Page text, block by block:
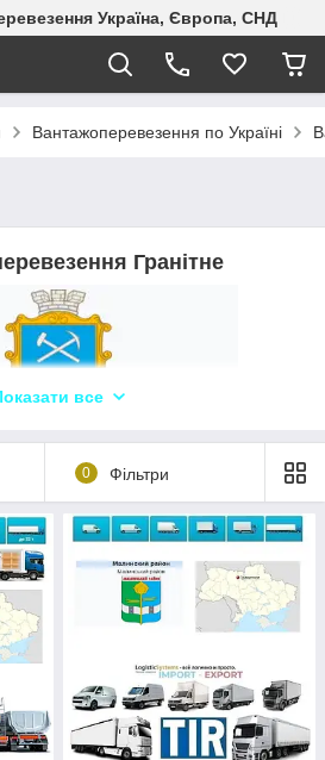
Україна, Європа, СНД
Вантажоперевезення по Україні
Гранітне
+380960526965 WhatsApp,
ТЛК «Logistic Systems»✔️
Systems» пропонує надійні
в Гранитне та по всій Україні.
різних видів вантажів,
вантажівки та єврофури. Наша
забезпечує високу якість
послуг. Замовте грузоперевезення з
довіртеся професіоналам у сфері
все
0 Фільтри